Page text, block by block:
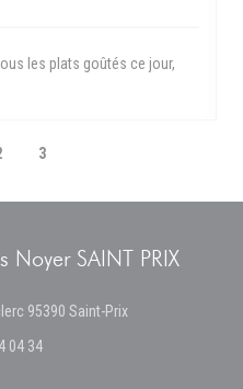
les plats goûtés ce jour,
3
Noyer SAINT PRIX
95390 Saint-Prix((opens in a new
04 34